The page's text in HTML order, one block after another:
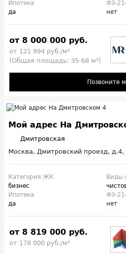
Ипотека
да
ФЗ-
нет
от 8 000 000 руб.
от 121 994 руб./м²
(Общая площадь: 35-68 м²)
Позвоните
Мой адрес На
Дмитровская
Москва, Дмитровский проезд, д.4,
Категория ЖК
бизнес
Виды
Ипотека
да
ФЗ-
нет
от 8 819 000 руб.
от 178 000 руб./м²